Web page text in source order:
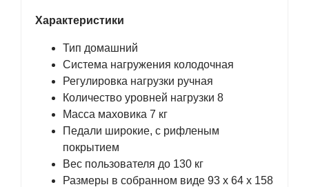
Характеристики
Тип домашний
Система нагружения колодочная
Регулировка нагрузки ручная
Количество уровней нагрузки 8
Масса маховика 7 кг
Педали широкие, с рифленым
покрытием
Вес пользователя до 130 кг
Размеры в собранном виде 93 х 64 х 158